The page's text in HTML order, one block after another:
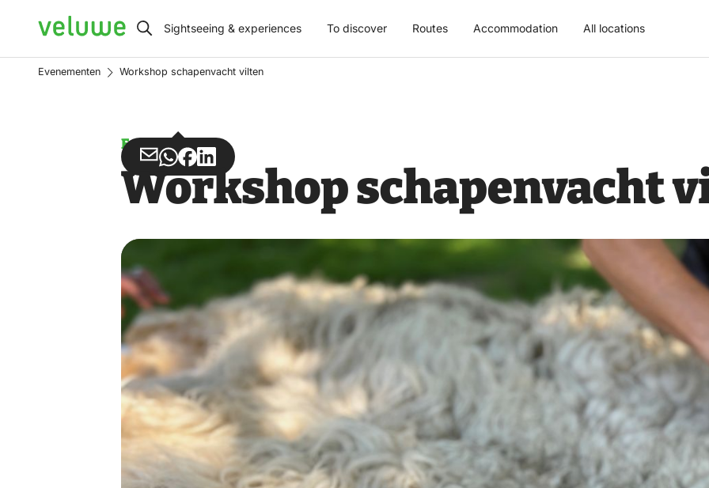
Veluwe Sightseeing & experiences To discover Routes Accommodation All locations
Evenementen Workshop schapenvacht vilten
Event
Share
via
Share
via
Share
on
Share
on
Workshop schapenvacht